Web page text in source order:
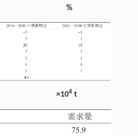
增速预测 %
量预测 ×104t